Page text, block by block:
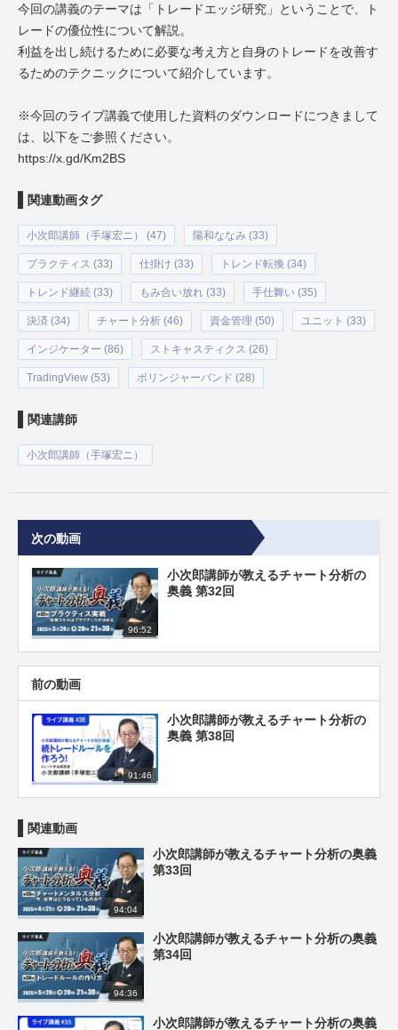
今回の講義のテーマは「トレードエッジ研究」ということで、ト
レードの優位性について解説。
利益を出し続けるために必要な考え方と自身のトレードを改善す
るためのテクニックについて紹介しています。
※今回のライブ講義で使用した資料のダウンロードにつきまして
は、以下をご参照ください。
https://x.gd/Km2BS
関連動画タグ
小次郎講師（手塚宏ニ） (47) 陽和ななみ (33)
プラクティス (33) 仕掛け (33) トレンド転換 (34)
トレンド継続 (33) もみ合い放れ (33) 手仕舞い (35)
決済 (34) チャート分析 (46) 資金管理 (50) ユニット (33)
インジケーター (86) ストキャスティクス (26)
TradingView (53) ボリンジャーバンド (28)
関連講師
小次郎講師（手塚宏ニ）
次の動画
96:52
小次郎講師が教えるチャート分析の
奥義 第32回
前の動画
91:46
小次郎講師が教えるチャート分析の
奥義 第38回
関連動画
94:04
小次郎講師が教えるチャート分析の奥義
第33回
94:36
小次郎講師が教えるチャート分析の奥義
第34回
小次郎講師が教えるチャート分析の奥義